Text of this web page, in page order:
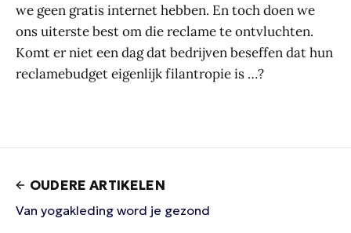
we geen gratis internet hebben. En toch doen we
ons uiterste best om die reclame te ontvluchten.
Komt er niet een dag dat bedrijven beseffen dat hun
reclamebudget eigenlijk filantropie is …?
OUDERE ARTIKELEN
Van yogakleding word je gezond